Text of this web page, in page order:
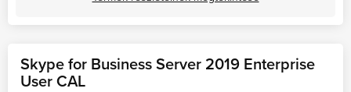
Skype for Business Server 2019 Enterprise
User CAL